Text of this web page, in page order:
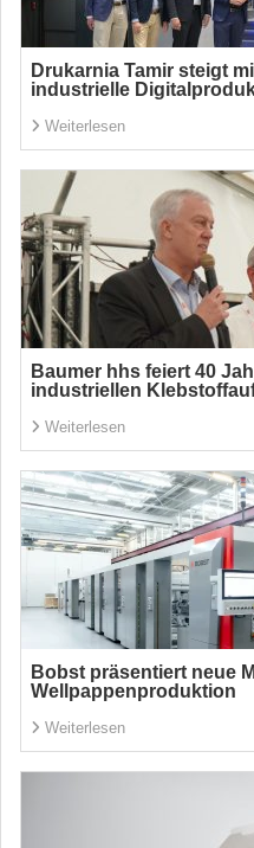
Drukarnia Tamir steigt
industrielle
Weiterlesen
Baumer hhs feiert 40
industriellen
Weiterlesen
Bobst präsentiert neue
Wellpappenproduktion
Weiterlesen